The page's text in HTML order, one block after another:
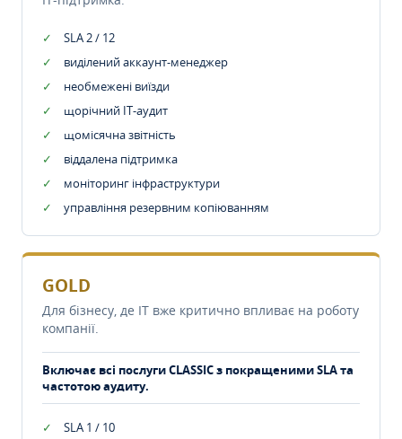
SLA 2 / 12
виділений аккаунт-менеджер
необмежені виїзди
щорічний IT-аудит
щомісячна звітність
віддалена підтримка
моніторинг інфраструктури
управління резервним копіюванням
GOLD
Для бізнесу, де IT вже критично впливає на роботу
компанії.
Включає всі послуги CLASSIC з покращеними SLA та
частотою аудиту.
SLA 1 / 10